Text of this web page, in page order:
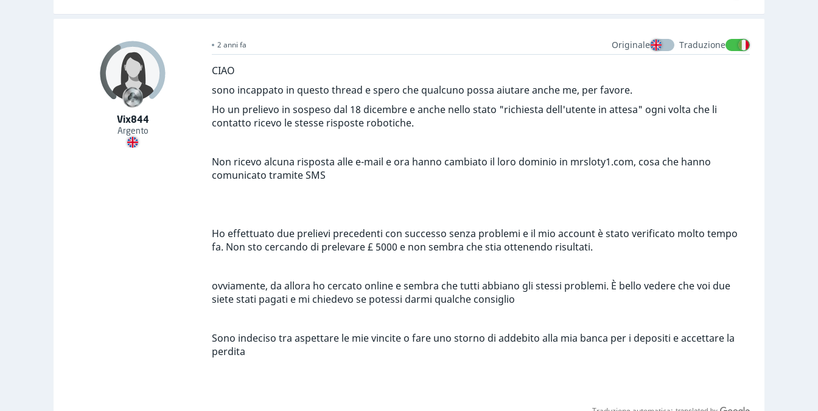
Vix844
Argento
2 anni fa Originale Traduzione
CIAO
sono incappato in questo thread e spero che qualcuno possa aiutare anche me, per favore.
Ho un prelievo in sospeso dal 18 dicembre e anche nello stato "richiesta dell'utente in attesa" ogni volta che li
contatto ricevo le stesse risposte robotiche.
Non ricevo alcuna risposta alle e-mail e ora hanno cambiato il loro dominio in mrsloty1.com, cosa che hanno
comunicato tramite SMS
Ho effettuato due prelievi precedenti con successo senza problemi e il mio account è stato verificato molto tempo
fa. Non sto cercando di prelevare £ 5000 e non sembra che stia ottenendo risultati.
ovviamente, da allora ho cercato online e sembra che tutti abbiano gli stessi problemi. È bello vedere che voi due
siete stati pagati e mi chiedevo se potessi darmi qualche consiglio
Sono indeciso tra aspettare le mie vincite o fare uno storno di addebito alla mia banca per i depositi e accettare la
perdita